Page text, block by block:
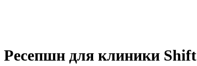
Ресепшн для клиники Shift